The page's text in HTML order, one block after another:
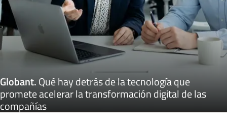
Globant.Qué hay detrás de la tecnología que
promete acelerar la transformación digital de las
compañías